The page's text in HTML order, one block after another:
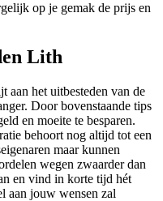
op je gemak de prijs en
Lith
aan het uitbesteden van de
Door bovenstaande tips
en moeite te besparen.
behoort nog altijd tot een
maar kunnen
wegen zwaarder dan
en vind in korte tijd hét
aan jouw wensen zal